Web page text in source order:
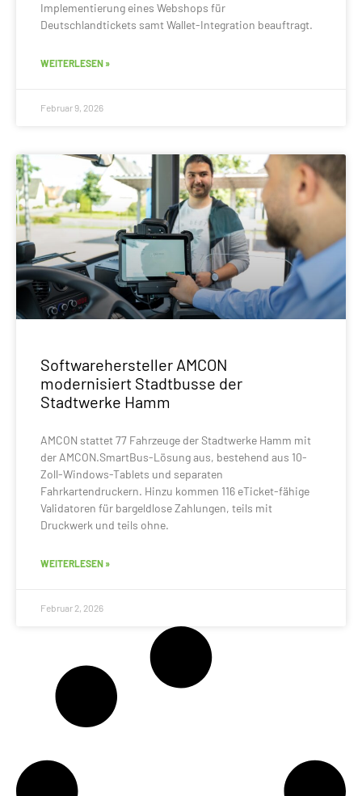
Implementierung eines Webshops für
Deutschlandtickets samt Wallet-Integration beauftragt.
WEITERLESEN »
Februar 9, 2026
Softwarehersteller AMCON
modernisiert Stadtbusse der
Stadtwerke Hamm
AMCON stattet 77 Fahrzeuge der Stadtwerke Hamm mit
der AMCON.SmartBus-Lösung aus, bestehend aus 10-
Zoll-Windows-Tablets und separaten
Fahrkartendruckern. Hinzu kommen 116 eTicket-fähige
Validatoren für bargeldlose Zahlungen, teils mit
Druckwerk und teils ohne.
WEITERLESEN »
Februar 2, 2026